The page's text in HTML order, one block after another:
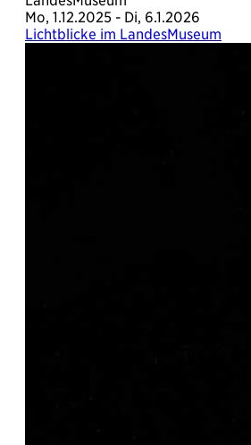
Mo, 1.12.2025 - Di, 6.1.2026
Lichtblicke im LandesMuseum